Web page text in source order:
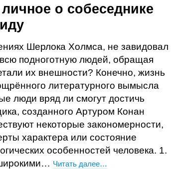
о собеседнике
Шерлока Холмса, не завидовал
подноготную людей, обращая
их внешности? Конечно, жизнь
литературного вымысла
люди вряд ли смогут достичь
созданного Артуром Конан
некоторые закономерности,
характера или состояние
особенностей человека. 1.
Читать далее…